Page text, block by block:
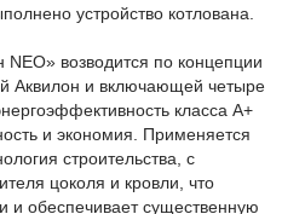
устройство котлована.
возводится по концепции
Аквилон и включающей четыре
класса А+
и экономия. Применяется
строительства, с
цоколя и кровли, что
и обеспечивает существенную